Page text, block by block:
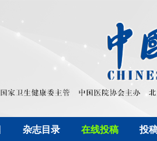
杂志目录 在线投稿 投